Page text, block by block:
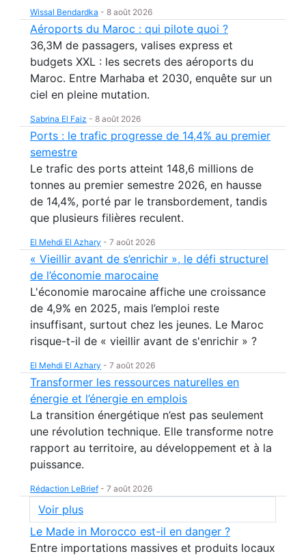
Wissal Bendardka - 8 août 2026
Aéroports du Maroc : qui pilote quoi ?
36,3M de passagers, valises express et
budgets XXL : les secrets des aéroports du
Maroc. Entre Marhaba et 2030, enquête sur un
ciel en pleine mutation.
Sabrina El Faiz - 8 août 2026
Ports : le trafic progresse de 14,4% au premier
semestre
Le trafic des ports atteint 148,6 millions de
tonnes au premier semestre 2026, en hausse
de 14,4%, porté par le transbordement, tandis
que plusieurs filières reculent.
El Mehdi El Azhary - 7 août 2026
« Vieillir avant de s’enrichir », le défi structurel
de l’économie marocaine
L'économie marocaine affiche une croissance
de 4,9% en 2025, mais l’emploi reste
insuffisant, surtout chez les jeunes. Le Maroc
risque-t-il de « vieillir avant de s'enrichir » ?
El Mehdi El Azhary - 7 août 2026
Transformer les ressources naturelles en
énergie et l’énergie en emplois
La transition énergétique n’est pas seulement
une révolution technique. Elle transforme notre
rapport au territoire, au développement et à la
puissance.
Rédaction LeBrief - 7 août 2026
Voir plus
Le Made in Morocco est-il en danger ?
Entre importations massives et produits locaux